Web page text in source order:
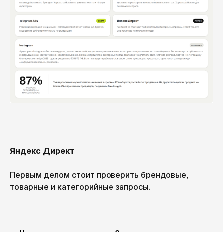
Яндекс Директ
Первым делом стоит проверить брендовые,
товарные и категорийные запросы.